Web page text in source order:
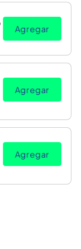
Agregar
Agregar
Agregar